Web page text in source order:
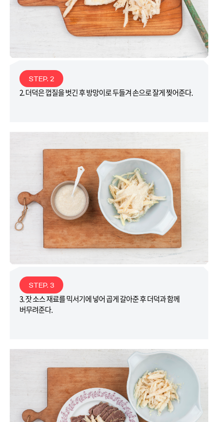
STEP. 2
2. 더덕은 껍질을 벗긴 후 방망이로 두들겨 손으로 잘게 찢어준다.
STEP. 3
3. 잣 소스 재료를 믹서기에 넣어 곱게 갈아준 후 더덕과 함께
버무려준다.